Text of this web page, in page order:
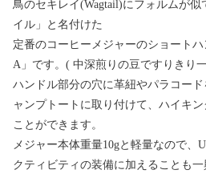
鳥のセキレイ(Wagtail)にフォルムが
イル」と名付けた
定番のコーヒーメジャーのショート
A」です。( 中深煎りの豆ですりきり
ハンドル部分の穴に革紐やパラコー
ャンプトートに取り付けて、ハイキ
ことができます。
メジャー本体重量10gと軽量なので、
クティビティの装備に加えることも一